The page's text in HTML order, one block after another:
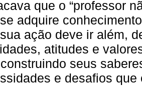
que o “professor
adquire
ação deve ir além,
atitudes e
seus
e desafios